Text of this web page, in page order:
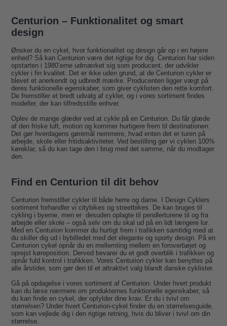
Centurion – Funktionalitet og smart
design
Ønsker du en cykel, hvor funktionalitet og design går op i en højere
enhed? Så kan Centurion være det rigtige for dig. Centurion har siden
opstarten i 1980’erne udmærket sig som producent, der udvikler
cykler i fin kvalitet. Det er ikke uden grund, at de Centurion cykler er
blevet et anerkendt og udbredt mærke. Producenten ligger vægt på
deres funktionelle egenskaber, som giver cyklisten den rette komfort.
De fremstiller et bredt udvalg af cykler, og i vores sortiment findes
modeller, der kan tilfredsstille enhver.
Oplev de mange glæder ved at cykle på en Centurion. Du får glæde
af den friske luft, motion og kommer hurtigere frem til destinationen.
Det gør hverdagens gøremål nemmere, hvad enten det er turen på
arbejde, skole eller fritidsaktiviteter. Ved bestilling gør vi cyklen 100%
køreklar, så du kan tage den i brug med det samme, når du modtager
den.
Find en Centurion til dit behov
Centurion fremstiller cykler til både herre og dame. I Design Cyklers
sortiment forhandler vi citybikes og streetbikes. De kan bruges til
cykling i byerne, men er desuden oplagte til pendlerturene til og fra
arbejde eller skole – også selv om du skal ud på en lidt længere lur.
Med en Centurion kommer du hurtigt frem i trafikken samtidig med at
du skiller dig ud i bybilledet med det elegante og sporty design. På en
Centurion cykel opnår du en mellemting mellem en foroverbøjet og
oprejst køreposition. Derved bevarer du et godt overblik i trafikken og
opnår fuld kontrol i trafikken. Vores Centurion cykler kan benyttes på
alle årstider, som gør den til et attraktivt valg blandt danske cyklister.
Gå på opdagelse i vores sortiment af Centurion. Under hvert produkt
kan du læse nærmere om produkternes funktionelle egenskaber, så
du kan finde en cykel, der opfylder dine krav. Er du i tvivl om
størrelsen? Under hvert Centurion-cykel finder du en størrelsesguide,
som kan vejlede dig i den rigtige retning, hvis du bliver i tvivl om din
størrelse.